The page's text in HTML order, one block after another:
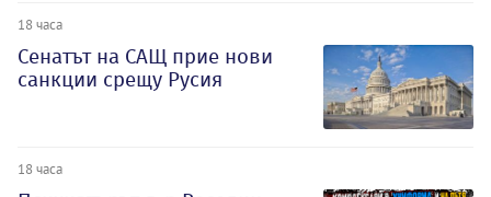
18 часа
Сенатът на САЩ прие нови
санкции срещу Русия
18 часа